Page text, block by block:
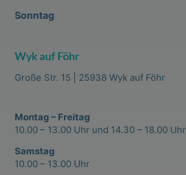
Sonntag
Wyk auf Föhr
Große Str. 15 | 25938 Wyk auf Föhr
Montag – Freitag
10.00 – 13.00 Uhr und 14.30 – 18.00 Uhr
Samstag
10.00 – 13.00 Uhr